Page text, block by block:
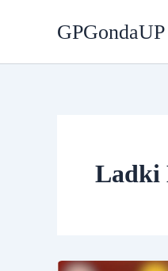
GPGondaUP
Ladki